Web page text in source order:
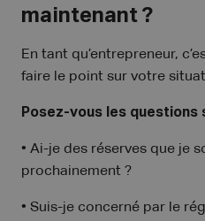
maintenant ?
En tant qu’entrepreneur,
faire le point sur votre
Posez-vous les questions
• Ai-je des réserves que je
prochainement ?
• Suis-je concerné par le